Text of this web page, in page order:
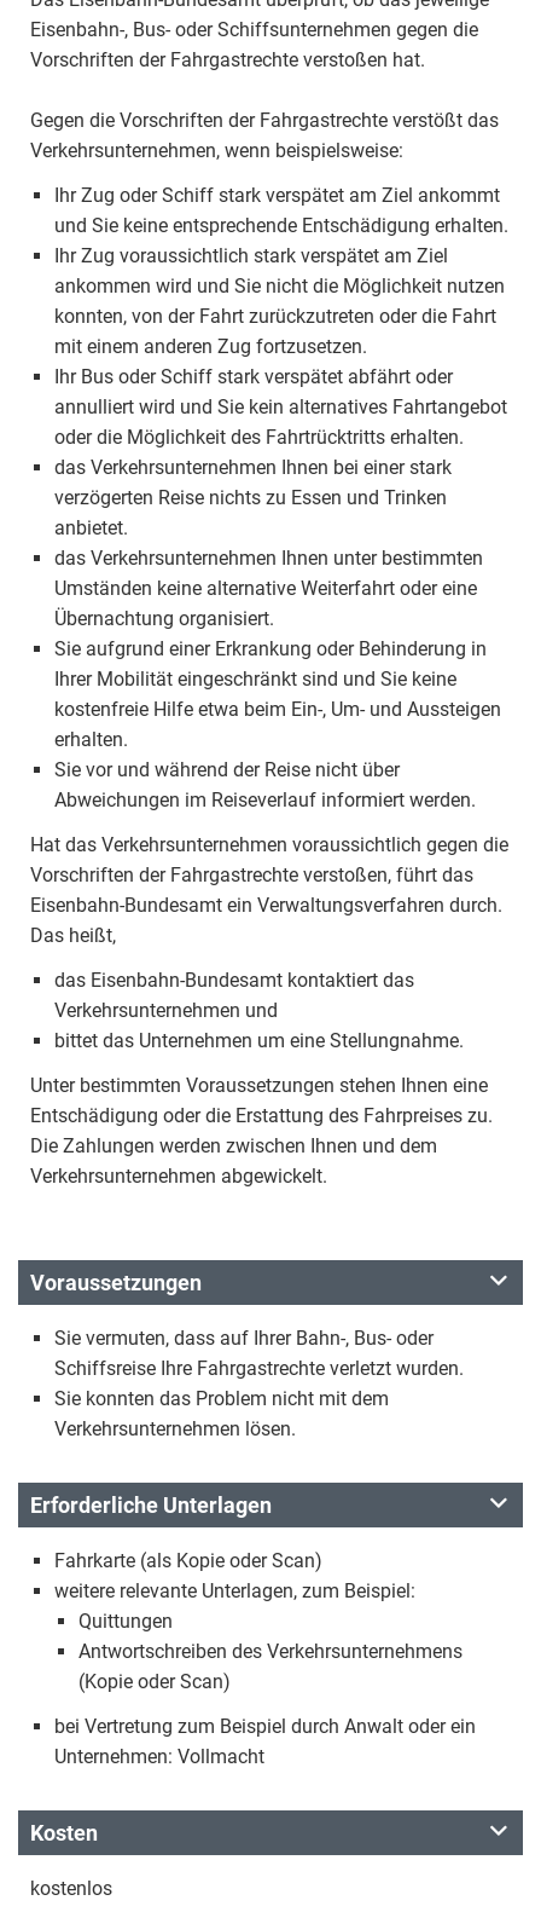
Eisenbahn-, Bus- oder Schiffsunternehmen gegen die
Vorschriften der Fahrgastrechte verstoßen hat.
Gegen die Vorschriften der Fahrgastrechte verstößt das
Verkehrsunternehmen, wenn beispielsweise:
Ihr Zug oder Schiff stark verspätet am Ziel ankommt
und Sie keine entsprechende Entschädigung erhalten.
Ihr Zug voraussichtlich stark verspätet am Ziel
ankommen wird und Sie nicht die Möglichkeit nutzen
konnten, von der Fahrt zurückzutreten oder die Fahrt
mit einem anderen Zug fortzusetzen.
Ihr Bus oder Schiff stark verspätet abfährt oder
annulliert wird und Sie kein alternatives Fahrtangebot
oder die Möglichkeit des Fahrtrücktritts erhalten.
das Verkehrsunternehmen Ihnen bei einer stark
verzögerten Reise nichts zu Essen und Trinken
anbietet.
das Verkehrsunternehmen Ihnen unter bestimmten
Umständen keine alternative Weiterfahrt oder eine
Übernachtung organisiert.
Sie aufgrund einer Erkrankung oder Behinderung in
Ihrer Mobilität eingeschränkt sind und Sie keine
kostenfreie Hilfe etwa beim Ein-, Um- und Aussteigen
erhalten.
Sie vor und während der Reise nicht über
Abweichungen im Reiseverlauf informiert werden.
Hat das Verkehrsunternehmen voraussichtlich gegen die
Vorschriften der Fahrgastrechte verstoßen, führt das
Eisenbahn-Bundesamt ein Verwaltungsverfahren durch.
Das heißt,
das Eisenbahn-Bundesamt kontaktiert das
Verkehrsunternehmen und
bittet das Unternehmen um eine Stellungnahme.
Unter bestimmten Voraussetzungen stehen Ihnen eine
Entschädigung oder die Erstattung des Fahrpreises zu.
Die Zahlungen werden zwischen Ihnen und dem
Verkehrsunternehmen abgewickelt.
Voraussetzungen
Sie vermuten, dass auf Ihrer Bahn-, Bus- oder
Schiffsreise Ihre Fahrgastrechte verletzt wurden.
Sie konnten das Problem nicht mit dem
Verkehrsunternehmen lösen.
Erforderliche Unterlagen
Fahrkarte (als Kopie oder Scan)
weitere relevante Unterlagen, zum Beispiel:
Quittungen
Antwortschreiben des Verkehrsunternehmens
(Kopie oder Scan)
bei Vertretung zum Beispiel durch Anwalt oder ein
Unternehmen: Vollmacht
Kosten
kostenlos